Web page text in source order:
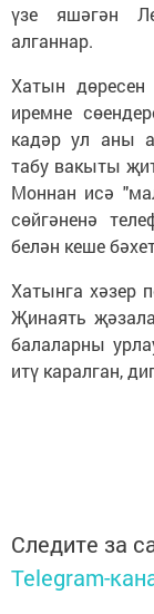
үзе яшәгән
алганнар.
Хатын
иремне
кадәр ул аны
табу вакыты
Моннан исә
сөйгәненә
белән кеше
Хатынга хәзер
Җинаять
балаларны
итү каралган,
Следите за
Telegram-